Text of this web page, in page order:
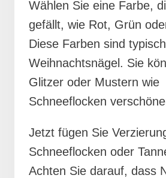
Wählen Sie eine Farbe,
gefällt, wie Rot, Grün
Diese Farben sind
Weihnachtsnägel. Sie
Glitzer oder Mustern wie
Schneeflocken
Jetzt fügen Sie
Schneeflocken oder
Achten Sie darauf, dass